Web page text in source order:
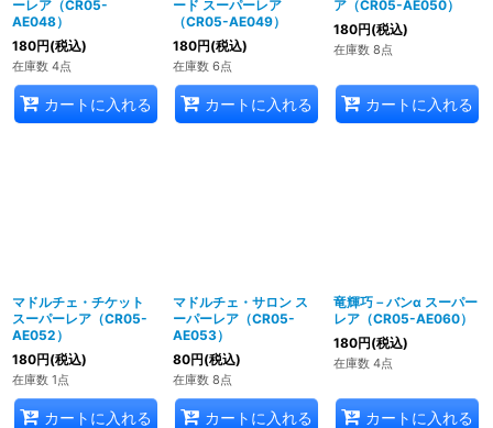
ーレア（CR05-
AE048）
180円(税込)
在庫数 4点
カートに入れる
ード スーパーレア
（CR05-AE049）
180円(税込)
在庫数 6点
カートに入れる
ア（CR05-AE050）
180円(税込)
在庫数 8点
カートに入れる
マドルチェ・チケット
スーパーレア（CR05-
AE052）
180円(税込)
在庫数 1点
カートに入れる
マドルチェ・サロン ス
ーパーレア（CR05-
AE053）
80円(税込)
在庫数 8点
カートに入れる
竜輝巧－バンα スーパー
レア（CR05-AE060）
180円(税込)
在庫数 4点
カートに入れる